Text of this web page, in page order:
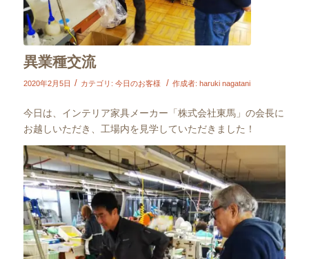
異業種交流
2020年2月5日 / カテゴリ: 今日のお客様 / 作成者: haruki nagatani
今日は、インテリア家具メーカー「株式会社東馬」の会長に
お越しいただき、工場内を見学していただきました！